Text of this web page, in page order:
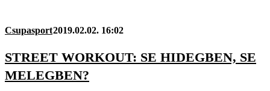
Csupasport2019.02.02. 16:02
STREET WORKOUT: SE HIDEGBEN, SE
MELEGBEN?